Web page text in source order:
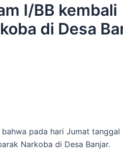
I/BB kembali
di Desa
pada hari Jumat tanggal
Narkoba di Desa Banjar.